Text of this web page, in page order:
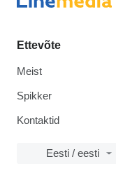
Ettevõte
Meist
Spikker
Kontaktid
Eesti / eesti